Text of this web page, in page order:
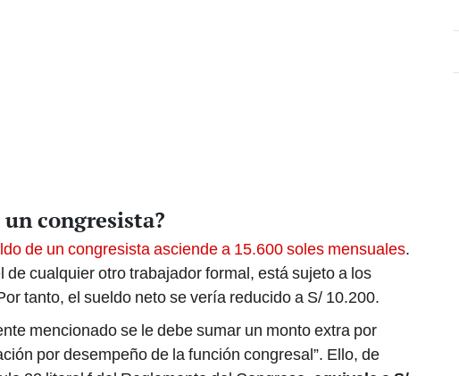
congresista?
de un congresista asciende a 15.600 soles mensuales.
de cualquier otro trabajador formal, está sujeto a los
tanto, el sueldo neto se vería reducido a S/ 10.200.
mencionado se le debe sumar un monto extra por
por desempeño de la función congresal”. Ello, de